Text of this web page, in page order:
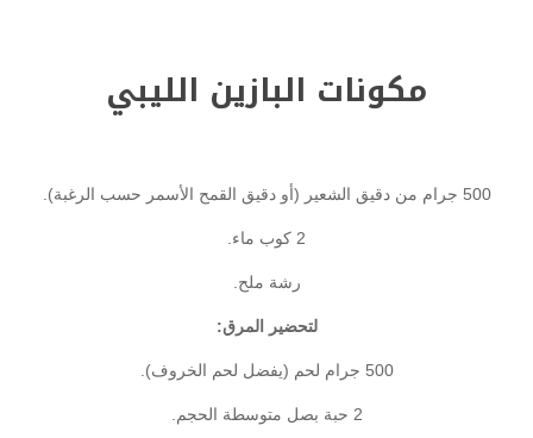
مكونات البازين الليبي
500 جرام من دقيق الشعير (أو دقيق القمح الأسمر حسب الرغبة).
2 كوب ماء.
رشة ملح.
لتحضير المرق:
500 جرام لحم (يفضل لحم الخروف).
2 حبة بصل متوسطة الحجم.